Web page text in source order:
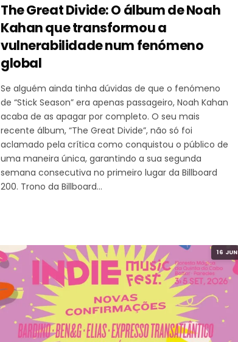
The Great Divide: O álbum de Noah
Kahan que transformou a
vulnerabilidade num fenómeno
global
Se alguém ainda tinha dúvidas de que o fenómeno
de “Stick Season” era apenas passageiro, Noah Kahan
acaba de as apagar por completo. O seu mais
recente álbum, “The Great Divide”, não só foi
aclamado pela crítica como conquistou o público de
uma maneira única, garantindo a sua segunda
semana consecutiva no primeiro lugar da Billboard
200. Trono da Billboard…
16 JUN